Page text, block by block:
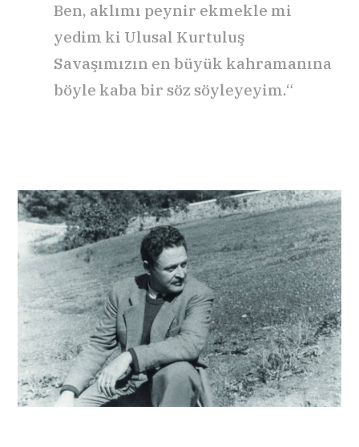
Ben, aklımı peynir ekmekle mi
yedim ki Ulusal Kurtuluş
Savaşımızın en büyük kahramanına
böyle kaba bir söz söyleyeyim.“